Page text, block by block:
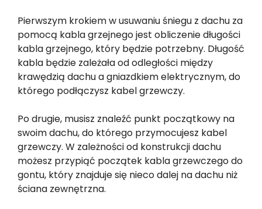
Pierwszym krokiem w usuwaniu śniegu z dachu za
pomocą kabla grzejnego jest obliczenie długości
kabla grzejnego, który będzie potrzebny. Długość
kabla będzie zależała od odległości między
krawędzią dachu a gniazdkiem elektrycznym, do
którego podłączysz kabel grzewczy.
Po drugie, musisz znaleźć punkt początkowy na
swoim dachu, do którego przymocujesz kabel
grzewczy. W zależności od konstrukcji dachu
możesz przypiąć początek kabla grzewczego do
gontu, który znajduje się nieco dalej na dachu niż
ściana zewnętrzna.